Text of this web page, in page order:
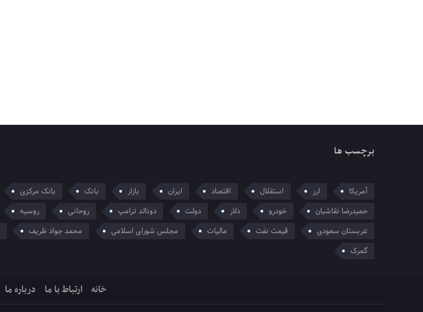
برچسب ها
آمریکا ارز استقلال اقتصاد ایران بازار بانک بانک مرکزی
حمیدرضا نقاشیان
خودرو دلار دولت دونالد ترامپ روحانی روسیه
عربستان سعودی
قیمت نفت مالیات مجلس شورای اسلامی محمد جواد ظریف
گمرک
خانه ارتباط با ما درباره ما